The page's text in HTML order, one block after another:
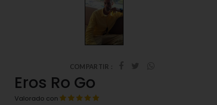
COMPARTIR :
Eros Ro Go
Valorado con